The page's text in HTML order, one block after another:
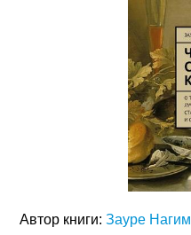
Автор книги:Зауре Нагим